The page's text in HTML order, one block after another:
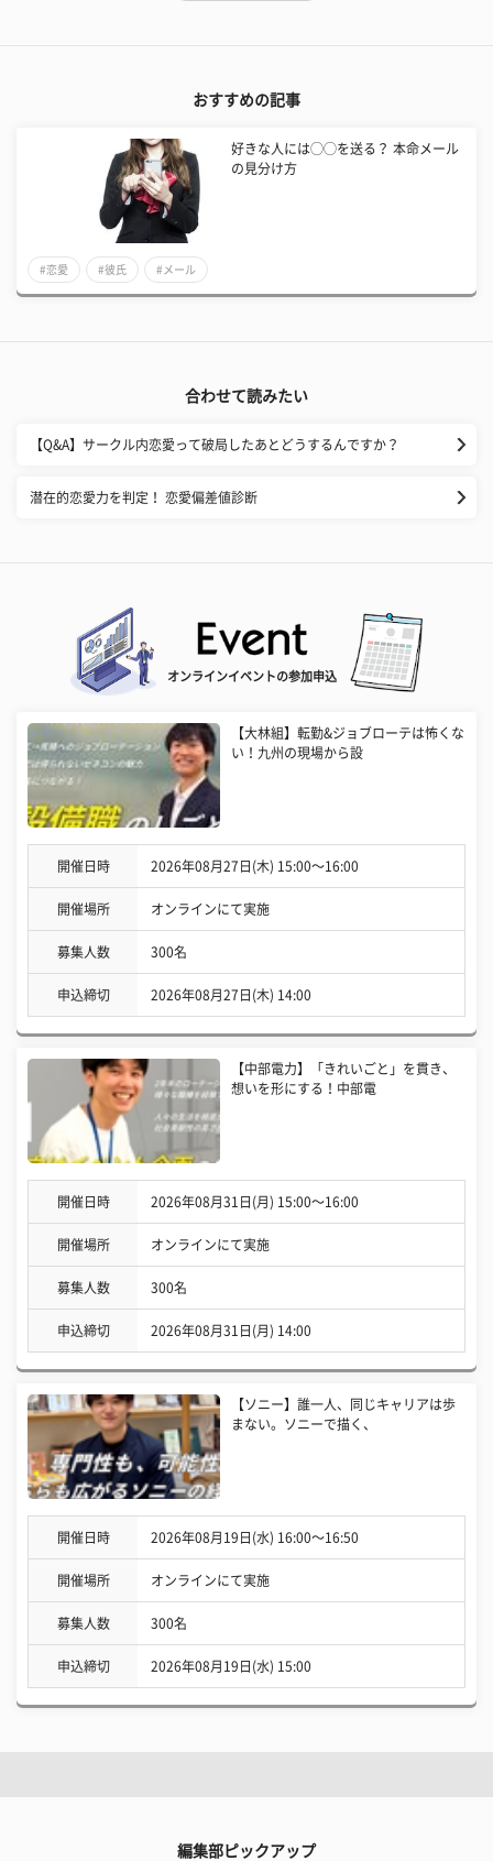
おすすめの記事
好きな人には◯◯を送る？ 本命メール
の見分け方
#恋愛 #彼氏 #メール
合わせて読みたい
【Q&A】サークル内恋愛って破局したあとどうするんですか？
潜在的恋愛力を判定！ 恋愛偏差値診断
オンラインイベントの参加申込
【大林組】転勤&ジョブローテは怖くな
い！九州の現場から設
開催日時 2026年08月27日(木) 15:00〜16:00
開催場所 オンラインにて実施
募集人数 300名
申込締切 2026年08月27日(木) 14:00
【中部電力】「きれいごと」を貫き、
想いを形にする！中部電
開催日時 2026年08月31日(月) 15:00〜16:00
開催場所 オンラインにて実施
募集人数 300名
申込締切 2026年08月31日(月) 14:00
【ソニー】誰一人、同じキャリアは歩
まない。ソニーで描く、
開催日時 2026年08月19日(水) 16:00〜16:50
開催場所 オンラインにて実施
募集人数 300名
申込締切 2026年08月19日(水) 15:00
編集部ピックアップ